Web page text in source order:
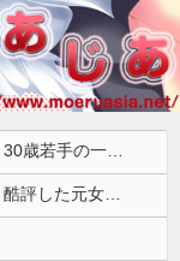
【悲報】国民民主党代表選、玉木雄一郎氏と30歳若手の一騎打ちへ → 榛葉幹事長の不出馬にネットで疑問噴出 ｗｗｗｗｗｗｗｗｗｗｗｗｗｗｗ
「アニソン盆祭りで日本の品格が落ちた」と酷評した元女優、「あんたが品格を語るのかよ！」と総ツッコミを食らってしまい……